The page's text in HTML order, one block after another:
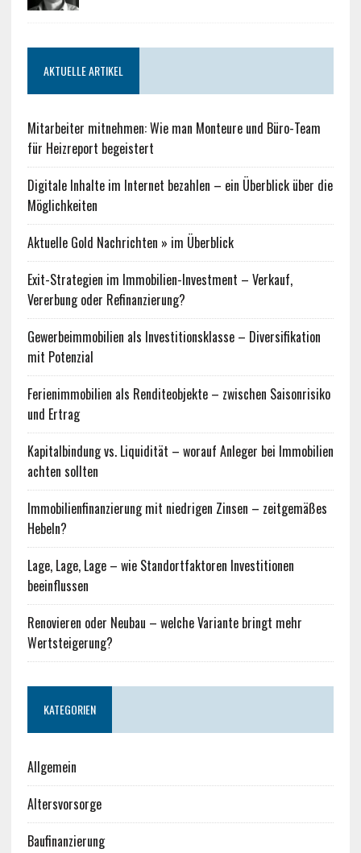
AKTUELLE ARTIKEL
Mitarbeiter mitnehmen: Wie man Monteure und Büro-Team
für Heizreport begeistert
Digitale Inhalte im Internet bezahlen – ein Überblick über die
Möglichkeiten
Aktuelle Gold Nachrichten » im Überblick
Exit-Strategien im Immobilien-Investment – Verkauf,
Vererbung oder Refinanzierung?
Gewerbeimmobilien als Investitionsklasse – Diversifikation
mit Potenzial
Ferienimmobilien als Renditeobjekte – zwischen Saisonrisiko
und Ertrag
Kapitalbindung vs. Liquidität – worauf Anleger bei Immobilien
achten sollten
Immobilienfinanzierung mit niedrigen Zinsen – zeitgemäßes
Hebeln?
Lage, Lage, Lage – wie Standortfaktoren Investitionen
beeinflussen
Renovieren oder Neubau – welche Variante bringt mehr
Wertsteigerung?
KATEGORIEN
Allgemein
Altersvorsorge
Baufinanzierung